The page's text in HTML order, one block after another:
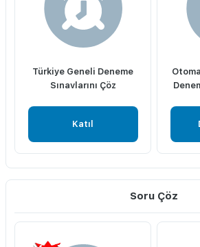
Türkiye Geneli Deneme
Sınavlarını Çöz
Katıl
Soru Çöz